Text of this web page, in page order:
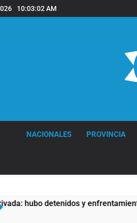
10:03:03 AM
NACIONALES PROVINCIA
y enfrentamientos